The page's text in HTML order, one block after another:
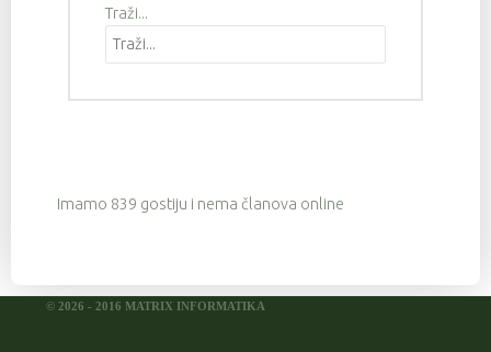
Traži...
Imamo 839 gostiju i nema članova online
© 2026 - 2016 MATRIX INFORMATIKA